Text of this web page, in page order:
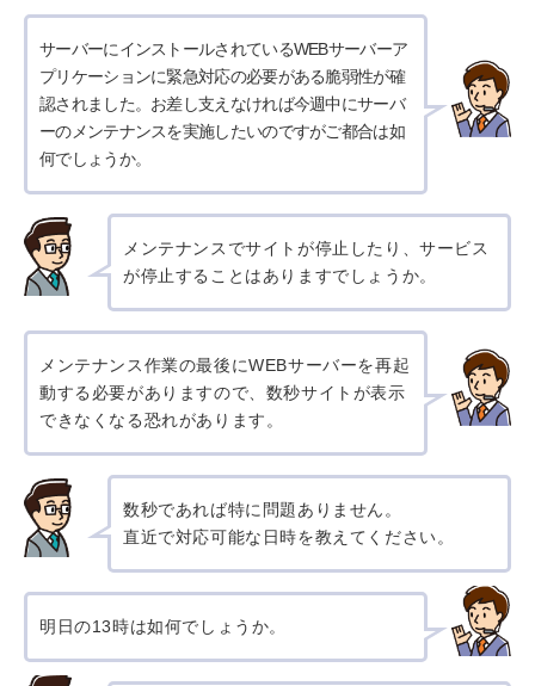
サーバーにインストールされているWEBサーバーア
プリケーションに緊急対応の必要がある脆弱性が確
認されました。お差し支えなければ今週中にサーバ
ーのメンテナンスを実施したいのですがご都合は如
何でしょうか。
メンテナンスでサイトが停止したり、サービス
が停止することはありますでしょうか。
メンテナンス作業の最後にWEBサーバーを再起
動する必要がありますので、数秒サイトが表示
できなくなる恐れがあります。
数秒であれば特に問題ありません。
直近で対応可能な日時を教えてください。
明日の13時は如何でしょうか。